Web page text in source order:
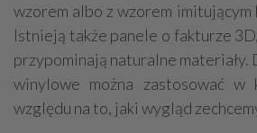
wzorem albo z wzorem imitującym
Istnieją także panele o fakturze
przypominają naturalne materiały.
winylowe można zastosować w
względu na to, jaki wygląd